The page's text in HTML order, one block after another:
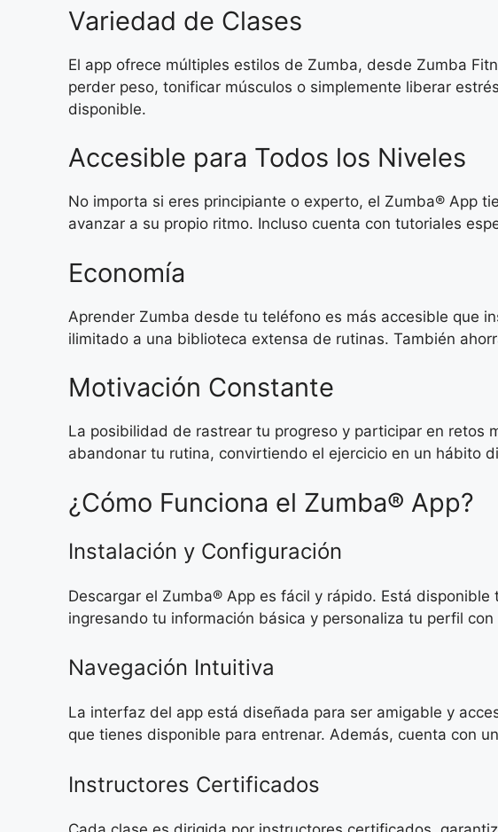
Variedad de Clases
El app ofrece múltiples estilos de Zumba, desde Zumba
perder peso, tonificar músculos o simplemente liberar
disponible.
Accesible para Todos los Niveles
No importa si eres principiante o experto, el Zumba® App
avanzar a su propio ritmo. Incluso cuenta con tutoriales
Economía
Aprender Zumba desde tu teléfono es más accesible que
ilimitado a una biblioteca extensa de rutinas. También
Motivación Constante
La posibilidad de rastrear tu progreso y participar en retos
abandonar tu rutina, convirtiendo el ejercicio en un hábito
¿Cómo Funciona el Zumba® App?
Instalación y Configuración
Descargar el Zumba® App es fácil y rápido. Está
ingresando tu información básica y personaliza tu perfil
Navegación Intuitiva
La interfaz del app está diseñada para ser amigable y
que tienes disponible para entrenar. Además, cuenta con
Instructores Certificados